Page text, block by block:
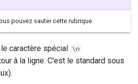
pouvez sauter cette rubrique.
caractère spécial \n
à la ligne. C'est le standard sous